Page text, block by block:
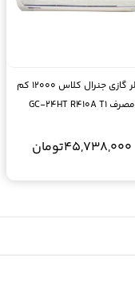
کولر گازی جنرال کلاس 12000 کم
مصرف GC-24HT R410A T1
45,738,000تومان